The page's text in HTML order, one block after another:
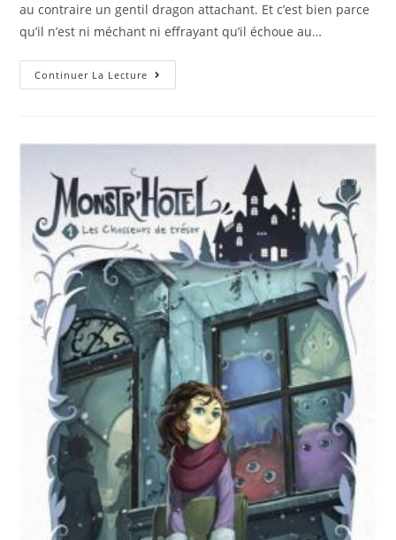
au contraire un gentil dragon attachant. Et c’est bien parce
qu’il n’est ni méchant ni effrayant qu’il échoue au…
Continuer La Lecture